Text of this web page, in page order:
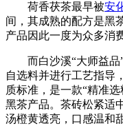
荷香茯茶最早被安
间，其成熟的配方是黑
产品因此一度为众多消
而白沙溪“大师益
自选料并进行工艺指导
质标准，是一款“精准
黑茶产品。茶砖松紧适
汤橙黄透亮，口感温和